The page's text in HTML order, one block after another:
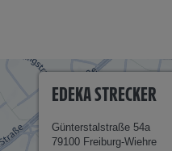
EDEKA STRECKER
Günterstalstraße 54a
79100 Freiburg-Wiehre